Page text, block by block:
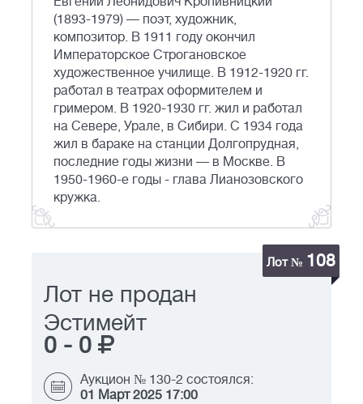
(1893-1979) — поэт, художник,
композитор. В 1911 году окончил
Императорское Строгановское
художественное училище. В 1912-1920 гг.
работал в театрах оформителем и
гримером. В 1920-1930 гг. жил и работал
на Севере, Урале, в Сибири. С 1934 года
жил в бараке на станции Долгопрудная,
последние годы жизни — в Москве. В
1950-1960-е годы - глава Лианозовского
кружка.
Лот № 108
Лот не продан
Эстимейт
0 - 0
Аукцион № 130-2 состоялся:
01 Март 2025 17:00